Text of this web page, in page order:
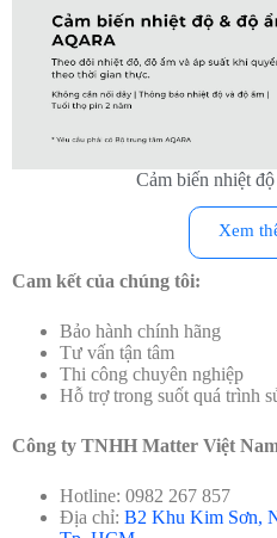
Cảm biến nhiệt
Thông số kỹ thuật Cảm biến
Model: WSDCGQ11LM
Màu sắc: Trắng
Nguồn đầu vào:
PIN
Kết nối không dây:Zigbee
Phạm vi nhiệt độ và độ
Phạm vi độ ẩm và độ chính
Phạm vi áp suất khí
Tương thích:
Ứng dụng Apple
Xem
Cam kết của chúng tôi:
Bảo hành chính hãng
Tư vấn tận tâm
Thi công chuyên nghiệp
Hỗ trợ trong suốt quá trình
Công ty TNHH Matter Việt
Hotline: 0982 267 857
Địa chỉ: B2 Khu Kim Sơn,